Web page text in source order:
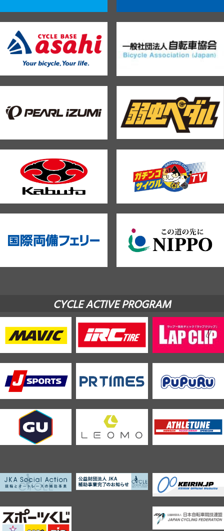
CYCLE ACTIVE PROGRAM